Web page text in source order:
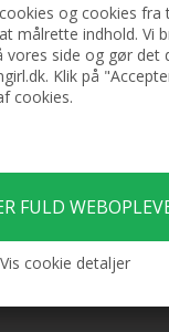
og cookies
målrette indhold. Vi
vores side og gør
Klik på
cookies.
Vis cookie detaljer
Hot Fusion Extensions -
Postkasserød